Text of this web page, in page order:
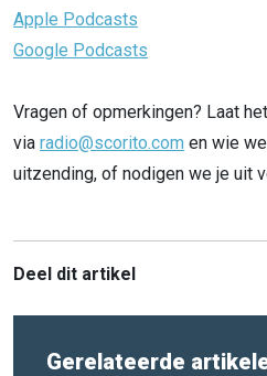
Apple Podcasts
Google Podcasts
Vragen of opmerkingen? Laat
via radio@scorito.com en wie
uitzending, of nodigen we je uit
Deel dit artikel
Gerelateerde